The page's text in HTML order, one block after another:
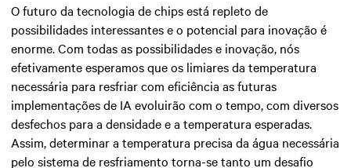
O futuro da tecnologia de chips está repleto de
possibilidades interessantes e o potencial para inovação é
enorme. Com todas as possibilidades e inovação, nós
efetivamente esperamos que os limiares da temperatura
necessária para resfriar com eficiência as futuras
implementações de IA evoluirão com o tempo, com diversos
desfechos para a densidade e a temperatura esperadas.
Assim, determinar a temperatura precisa da água necessária
pelo sistema de resfriamento torna-se tanto um desafio